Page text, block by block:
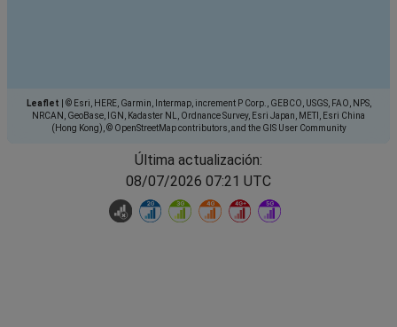
Leaflet
© Esri, HERE, Garmin, Intermap, increment P Corp., GEBCO, USGS, FAO, NPS,
NRCAN, GeoBase, IGN, Kadaster NL, Ordnance Survey, Esri Japan, METI, Esri China
(Hong Kong), © OpenStreetMap contributors, and the GIS User Community
Última actualización:
08/07/2026 07:21 UTC